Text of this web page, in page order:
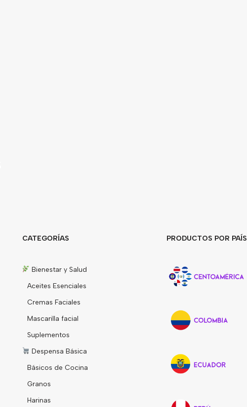
CATEGORÍAS
Bienestar y Salud
Aceites Esenciales
Cremas Faciales
Mascarilla facial
Suplementos
Despensa Básica
Básicos de Cocina
Granos
Harinas
PRODUCTOS POR PAÍS